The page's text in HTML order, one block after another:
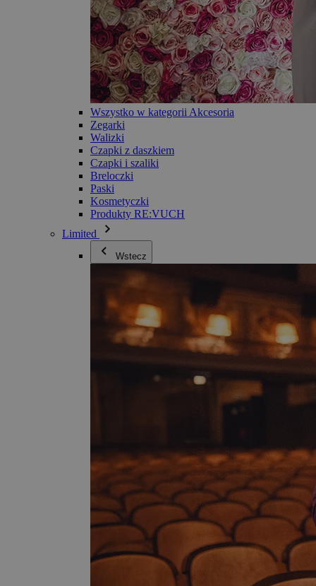
Wszystko w kategorii Akcesoria
Zegarki
Walizki
Czapki z daszkiem
Czapki i szaliki
Breloczki
Paski
Kosmetyczki
Produkty RE:VUCH
Limited
Wstecz